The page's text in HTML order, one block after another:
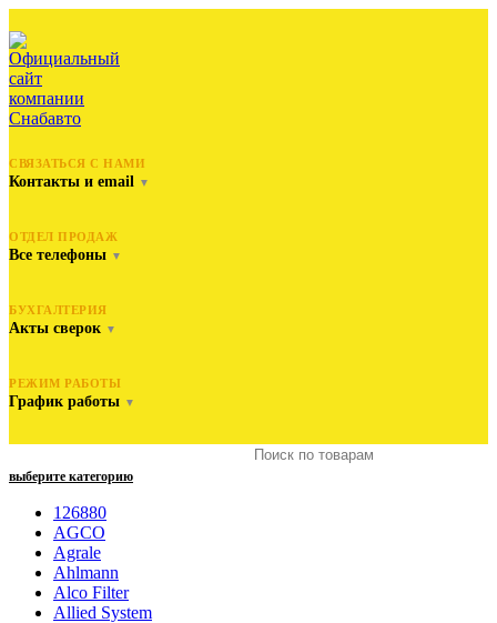
СВЯЗАТЬСЯ С НАМИ
Контакты и email ▼
ОТДЕЛ ПРОДАЖ
Все телефоны ▼
БУХГАЛТЕРИЯ
Акты сверок ▼
РЕЖИМ РАБОТЫ
График работы ▼
выберите категорию
126880
AGCO
Agrale
Ahlmann
Alco Filter
Allied System